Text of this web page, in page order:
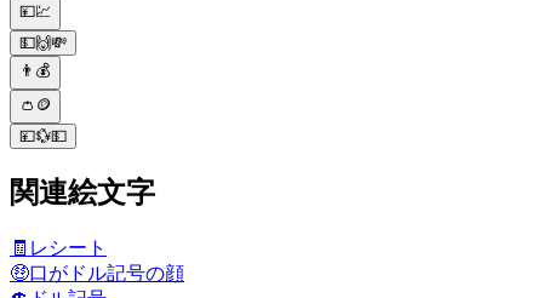
💴💹
💵🙌💸
👨💰
👛🪙
💴💱💵
関連絵文字
🧾 レシート
🤑口がドル記号の顔